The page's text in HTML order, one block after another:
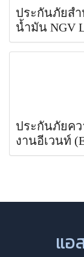
ประกันภัยส
น้ำมัน NGV
ประกันภัยค
งานอีเวนท์
แอ